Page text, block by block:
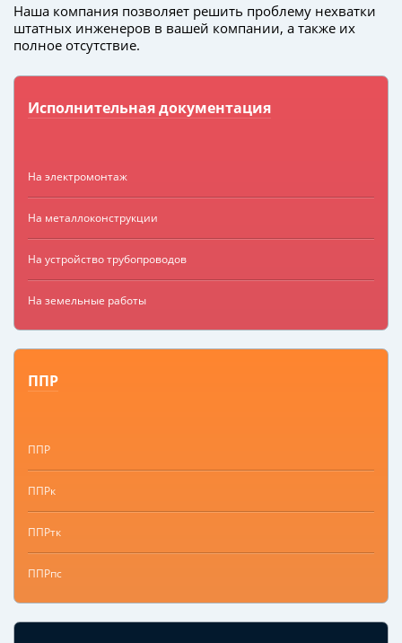
Наша компания позволяет решить проблему нехватки
штатных инженеров в вашей компании, а также их
полное отсутствие.
Исполнительная документация
На электромонтаж
На металлоконструкции
На устройство трубопроводов
На земельные работы
ППР
ППР
ППРк
ППРтк
ППРпс